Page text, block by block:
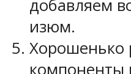
добавляем
изюм.
Хорошенько
компоненты